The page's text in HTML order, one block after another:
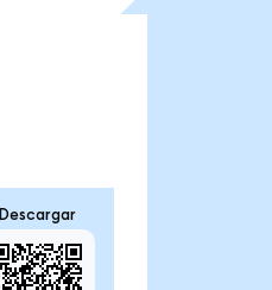
Descargar